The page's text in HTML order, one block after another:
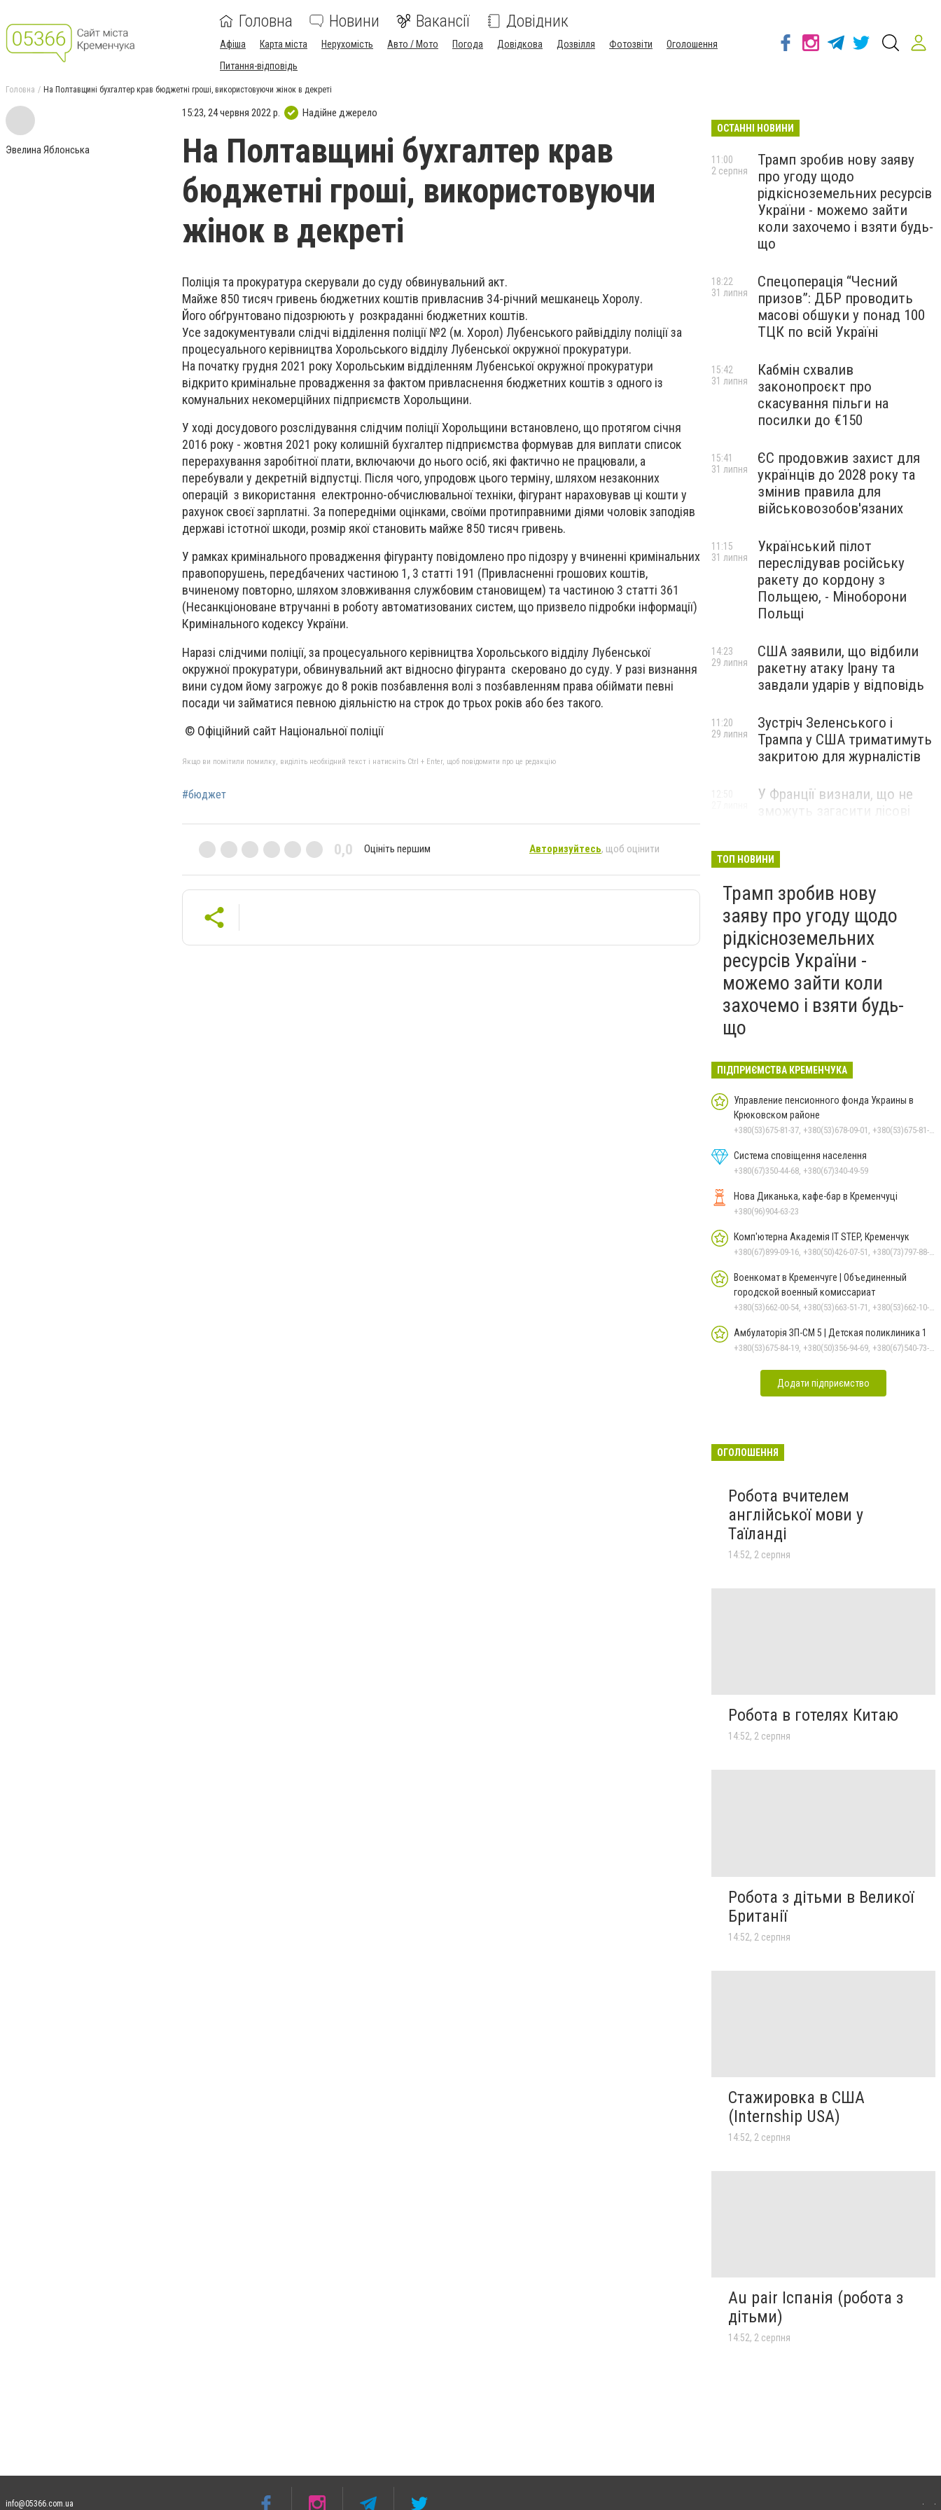
Головна Новини Вакансії Довідник
Афіша Карта міста Нерухомість Авто / Мото Погода Довідкова Дозвілля Фотозвіти
Оголошення
Питання-відповідь
Головна На Полтавщині бухгалтер крав бюджетні гроші, використовуючи жінок в декреті
Эвелина Яблонська
15:23, 24 червня 2022 р. Надійне джерело
На Полтавщині бухгалтер крав
бюджетні гроші, використовуючи
жінок в декреті
Поліція та прокуратура скерували до суду обвинувальний акт.
Майже 850 тисяч гривень бюджетних коштів привласнив 34-річний мешканець Хоролу.
Його обґрунтовано підозрюють у розкраданні бюджетних коштів.
Усе задокументували слідчі відділення поліції №2 (м. Хорол) Лубенського райвідділу поліції за
процесуального керівництва Хорольського відділу Лубенської окружної прокуратури.
На початку грудня 2021 року Хорольським відділенням Лубенської окружної прокуратури
відкрито кримінальне провадження за фактом привласнення бюджетних коштів з одного із
комунальних некомерційних підприємств Хорольщини.
У ході досудового розслідування слідчим поліції Хорольщини встановлено, що протягом січня
2016 року - жовтня 2021 року колишній бухгалтер підприємства формував для виплати список
перерахування заробітної плати, включаючи до нього осіб, які фактично не працювали, а
перебували у декретній відпустці. Після чого, упродовж цього терміну, шляхом незаконних
операцій з використання електронно-обчислювальної техніки, фігурант нараховував ці кошти у
рахунок своєї зарплатні. За попередніми оцінками, своїми протиправними діями чоловік заподіяв
державі істотної шкоди, розмір якої становить майже 850 тисяч гривень.
У рамках кримінального провадження фігуранту повідомлено про підозру у вчиненні кримінальних
правопорушень, передбачених частиною 1, 3 статті 191 (Привласненні грошових коштів,
вчиненому повторно, шляхом зловживання службовим становищем) та частиною 3 статті 361
(Несанкціоноване втручанні в роботу автоматизованих систем, що призвело підробки інформації)
Кримінального кодексу України.
Наразі слідчими поліції, за процесуального керівництва Хорольського відділу Лубенської
окружної прокуратури, обвинувальний акт відносно фігуранта скеровано до суду. У разі визнання
вини судом йому загрожує до 8 років позбавлення волі з позбавленням права обіймати певні
посади чи займатися певною діяльністю на строк до трьох років або без такого.
© Офіційний сайт Національної поліції
Якщо ви помітили помилку, виділіть необхідний текст і натисніть Ctrl + Enter, щоб повідомити про це редакцію
#бюджет
0,0 Оцініть першим Авторизуйтесь, щоб оцінити
ОСТАННІ НОВИНИ
Трамп зробив нову заяву
про угоду щодо
рідкісноземельних ресурсів
України - можемо зайти
коли захочемо і взяти будь-
що
11:00
2 серпня
Спецоперація “Чесний
призов”: ДБР проводить
масові обшуки у понад 100
ТЦК по всій Україні
18:22
31 липня
Кабмін схвалив
законопроєкт про
скасування пільги на
посилки до €150
15:42
31 липня
ЄС продовжив захист для
українців до 2028 року та
змінив правила для
військовозобов'язаних
15:41
31 липня
Український пілот
переслідував російську
ракету до кордону з
Польщею, - Міноборони
Польщі
11:15
31 липня
США заявили, що відбили
ракетну атаку Ірану та
завдали ударів у відповідь
14:23
29 липня
Зустріч Зеленського і
Трампа у США триматимуть
закритою для журналістів
11:20
29 липня
У Франції визнали, що не
ТОП НОВИНИ
Трамп зробив нову
заяву про угоду щодо
рідкісноземельних
ресурсів України -
можемо зайти коли
захочемо і взяти будь-
що
ПІДПРИЄМСТВА КРЕМЕНЧУКА
Управление пенсионного фонда Украины в
Крюковском районе
+380(53)675-81-37, +380(53)678-09-01, +380(53)675-81-32, +380(53)675-81-40, +380(53)675-81-33, +380(53)675-81-38, +380(53)675-81-31, +380(53)678-08-87
Система сповіщення населення
+380(67)350-44-68, +380(67)340-49-59
Нова Диканька, кафе-бар в Кременчуці
+380(96)904-63-23
Комп'ютерна Академія IT STEP, Кременчук
+380(67)899-09-16, +380(50)426-07-51, +380(73)797-88-17
Военкомат в Кременчуге | Объединенный
городской военный комиссариат
+380(53)662-00-54, +380(53)663-51-71, +380(53)662-10-35
Амбулаторія ЗП-СМ 5 | Детская поликлиника 1
+380(53)675-84-19, +380(50)356-94-69, +380(67)540-73-87
Додати підприємство
ОГОЛОШЕННЯ
Робота вчителем
англійської мови у
Таїланді
14:52, 2 серпня
Робота в готелях Китаю
14:52, 2 серпня
Робота з дітьми в Великої
Британії
14:52, 2 серпня
Стажировка в США
(Internship USA)
14:52, 2 серпня
Au pair Іспанія (робота з
дітьми)
14:52, 2 серпня
info@05366.com.ua